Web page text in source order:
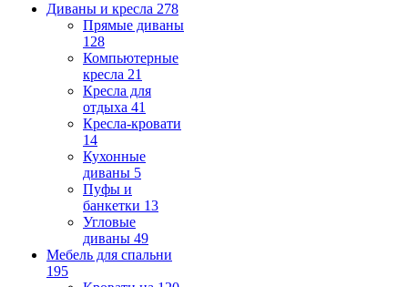
Диваны и кресла 278
Прямые диваны
128
Компьютерные
кресла 21
Кресла для
отдыха 41
Кресла-кровати
14
Кухонные
диваны 5
Пуфы и
банкетки 13
Угловые
диваны 49
Мебель для спальни
195